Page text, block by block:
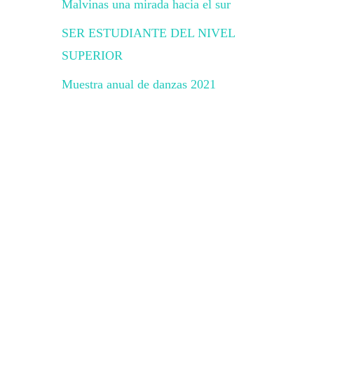
Malvinas una mirada hacia el sur
SER ESTUDIANTE DEL NIVEL
SUPERIOR
Muestra anual de danzas 2021